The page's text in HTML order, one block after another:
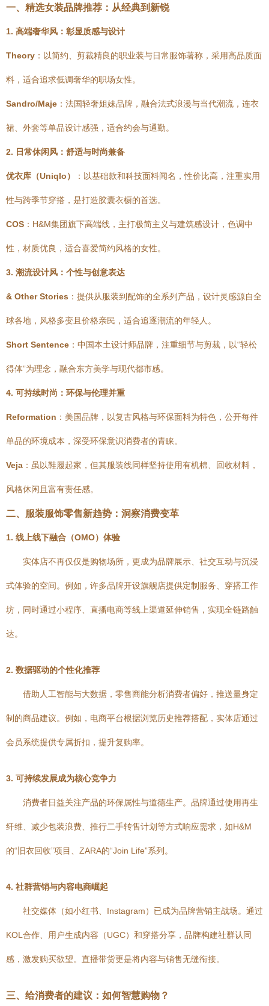
一、精选女装品牌推荐：从经典到新锐
1. 高端奢华风：彰显质感与设计
Theory ：以简约、剪裁精良的职业装与日常服饰著称，采用高品质面
料，适合追求低调奢华的职场女性。
Sandro/Maje ：法国轻奢姐妹品牌，融合法式浪漫与当代潮流，连衣
裙、外套等单品设计感强，适合约会与通勤。
2. 日常休闲风：舒适与时尚兼备
优衣库（Uniqlo） ：以基础款和科技面料闻名，性价比高，注重实用
性与跨季节穿搭，是打造胶囊衣橱的首选。
COS ：H&M集团旗下高端线，主打极简主义与建筑感设计，色调中
性，材质优良，适合喜爱简约风格的女性。
3. 潮流设计风：个性与创意表达
& Other Stories ：提供从服装到配饰的全系列产品，设计灵感源自全
球各地，风格多变且价格亲民，适合追逐潮流的年轻人。
Short Sentence ：中国本土设计师品牌，注重细节与剪裁，以“轻松
得体”为理念，融合东方美学与现代都市感。
4. 可持续时尚：环保与伦理并重
Reformation ：美国品牌，以复古风格与环保面料为特色，公开每件
单品的环境成本，深受环保意识消费者的青睐。
Veja ：虽以鞋履起家，但其服装线同样坚持使用有机棉、回收材料，
风格休闲且富有责任感。
二、服装服饰零售新趋势：洞察消费变革
1. 线上线下融合（OMO）体验
实体店不再仅仅是购物场所，更成为品牌展示、社交互动与沉浸
式体验的空间。例如，许多品牌开设旗舰店提供定制服务、穿搭工作
坊，同时通过小程序、直播电商等线上渠道延伸销售，实现全链路触
达。
2. 数据驱动的个性化推荐
借助人工智能与大数据，零售商能分析消费者偏好，推送量身定
制的商品建议。例如，电商平台根据浏览历史推荐搭配，实体店通过
会员系统提供专属折扣，提升复购率。
3. 可持续发展成为核心竞争力
消费者日益关注产品的环保属性与道德生产。品牌通过使用再生
纤维、减少包装浪费、推行二手转售计划等方式响应需求，如H&M
的“旧衣回收”项目、ZARA的“Join Life”系列。
4. 社群营销与内容电商崛起
社交媒体（如小红书、Instagram）已成为品牌营销主战场。通过
KOL合作、用户生成内容（UGC）和穿搭分享，品牌构建社群认同
感，激发购买欲望。直播带货更是将内容与销售无缝衔接。
三、给消费者的建议：如何智慧购物？